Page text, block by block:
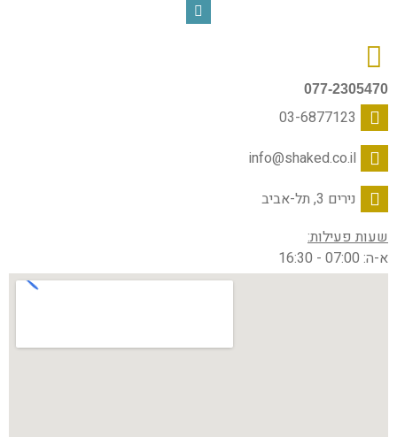
077-2305470
03-6877123
info@shaked.co.il
נירים 3, תל-אביב
שעות פעילות:
א-ה: 07:00 - 16:30